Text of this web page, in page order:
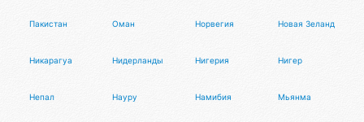
Пакистан Оман Норвегия Новая Зеландия
Никарагуа Нидерланды Нигерия Нигер
Непал Науру Намибия Мьянма